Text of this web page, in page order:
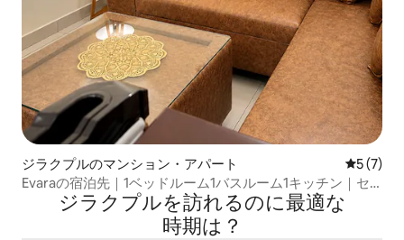
ジラクプルのマンション・アパート レビュー
5 (7)
Evaraの宿泊先｜1ベッドルーム1バスルーム1キッチン｜セ
ルフチェックイン
ジラクプルを訪⁠れ⁠るの⁠に最⁠適⁠な
時⁠期⁠は⁠？